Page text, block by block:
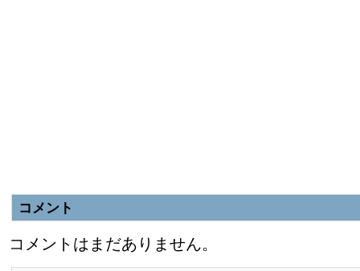
コメント
コメントはまだありません。